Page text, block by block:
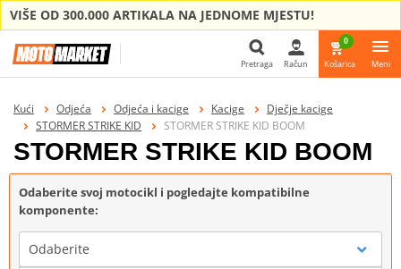
VIŠE OD 300.000 ARTIKALA NA JEDNOME MJESTU!
Pretraga
Pretraga Račun
0
Košarica Meni
Kući Odjeća Odjeća i kacige Kacige
Dječje kacige
STORMER STRIKE KID
STORMER STRIKE KID BOOM
STORMER STRIKE KID BOOM
Odaberite svoj motocikl i pogledajte kompatibilne
komponente:
Odaberite